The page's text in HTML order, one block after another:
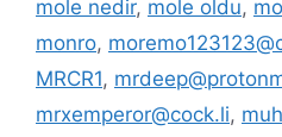
mole nedir, mole oldu,
monro,
MRCR1,
mrxemperor@cock.li,